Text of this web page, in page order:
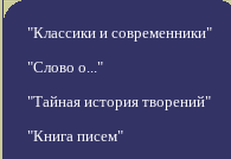
"Классики и современники"
"Слово о..."
"Тайная история творений"
"Книга писем"